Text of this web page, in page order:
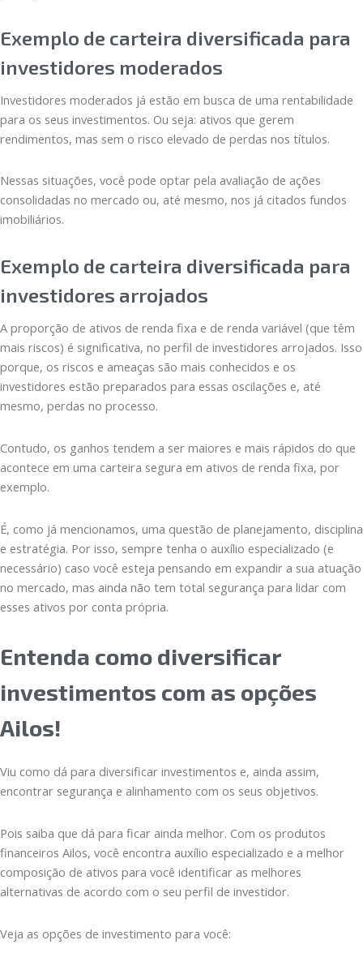
Exemplo de carteira diversificada para
investidores moderados
Investidores moderados já estão em busca de uma rentabilidade
para os seus investimentos. Ou seja: ativos que gerem
rendimentos, mas sem o risco elevado de perdas nos títulos.
Nessas situações, você pode optar pela avaliação de ações
consolidadas no mercado ou, até mesmo, nos já citados fundos
imobiliários.
Exemplo de carteira diversificada para
investidores arrojados
A proporção de ativos de renda fixa e de renda variável (que têm
mais riscos) é significativa, no perfil de investidores arrojados. Isso
porque, os riscos e ameaças são mais conhecidos e os
investidores estão preparados para essas oscilações e, até
mesmo, perdas no processo.
Contudo, os ganhos tendem a ser maiores e mais rápidos do que
acontece em uma carteira segura em ativos de renda fixa, por
exemplo.
É, como já mencionamos, uma questão de planejamento, disciplina
e estratégia. Por isso, sempre tenha o auxílio especializado (e
necessário) caso você esteja pensando em expandir a sua atuação
no mercado, mas ainda não tem total segurança para lidar com
esses ativos por conta própria.
Entenda como diversificar
investimentos com as opções
Ailos!
Viu como dá para diversificar investimentos e, ainda assim,
encontrar segurança e alinhamento com os seus objetivos.
Pois saiba que dá para ficar ainda melhor. Com os produtos
financeiros Ailos, você encontra auxílio especializado e a melhor
composição de ativos para você identificar as melhores
alternativas de acordo com o seu perfil de investidor.
Veja as opções de investimento para você: